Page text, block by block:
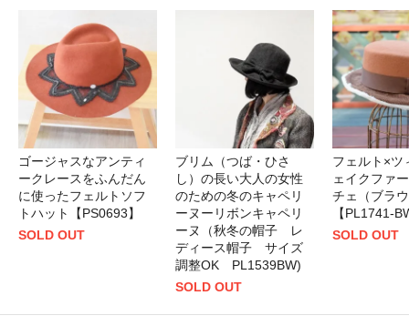
ゴージャスなアンティ
ークレースをふんだん
に使ったフェルトソフ
トハット【PS0693】
SOLD OUT
ブリム（つば・ひさ
し）の長い大人の女性
のための冬のキャペリ
ーヌーリボンキャペリ
ーヌ（秋冬の帽子 レ
ディース帽子 サイズ
調整OK PL1539BW)
SOLD OUT
フェルト×ツ
ェイクファ
チェ（ブラ
【PL1741-
SOLD OUT